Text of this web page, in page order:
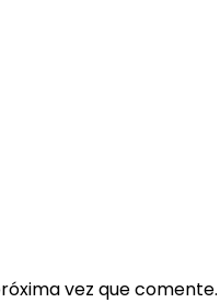
vez que comente.